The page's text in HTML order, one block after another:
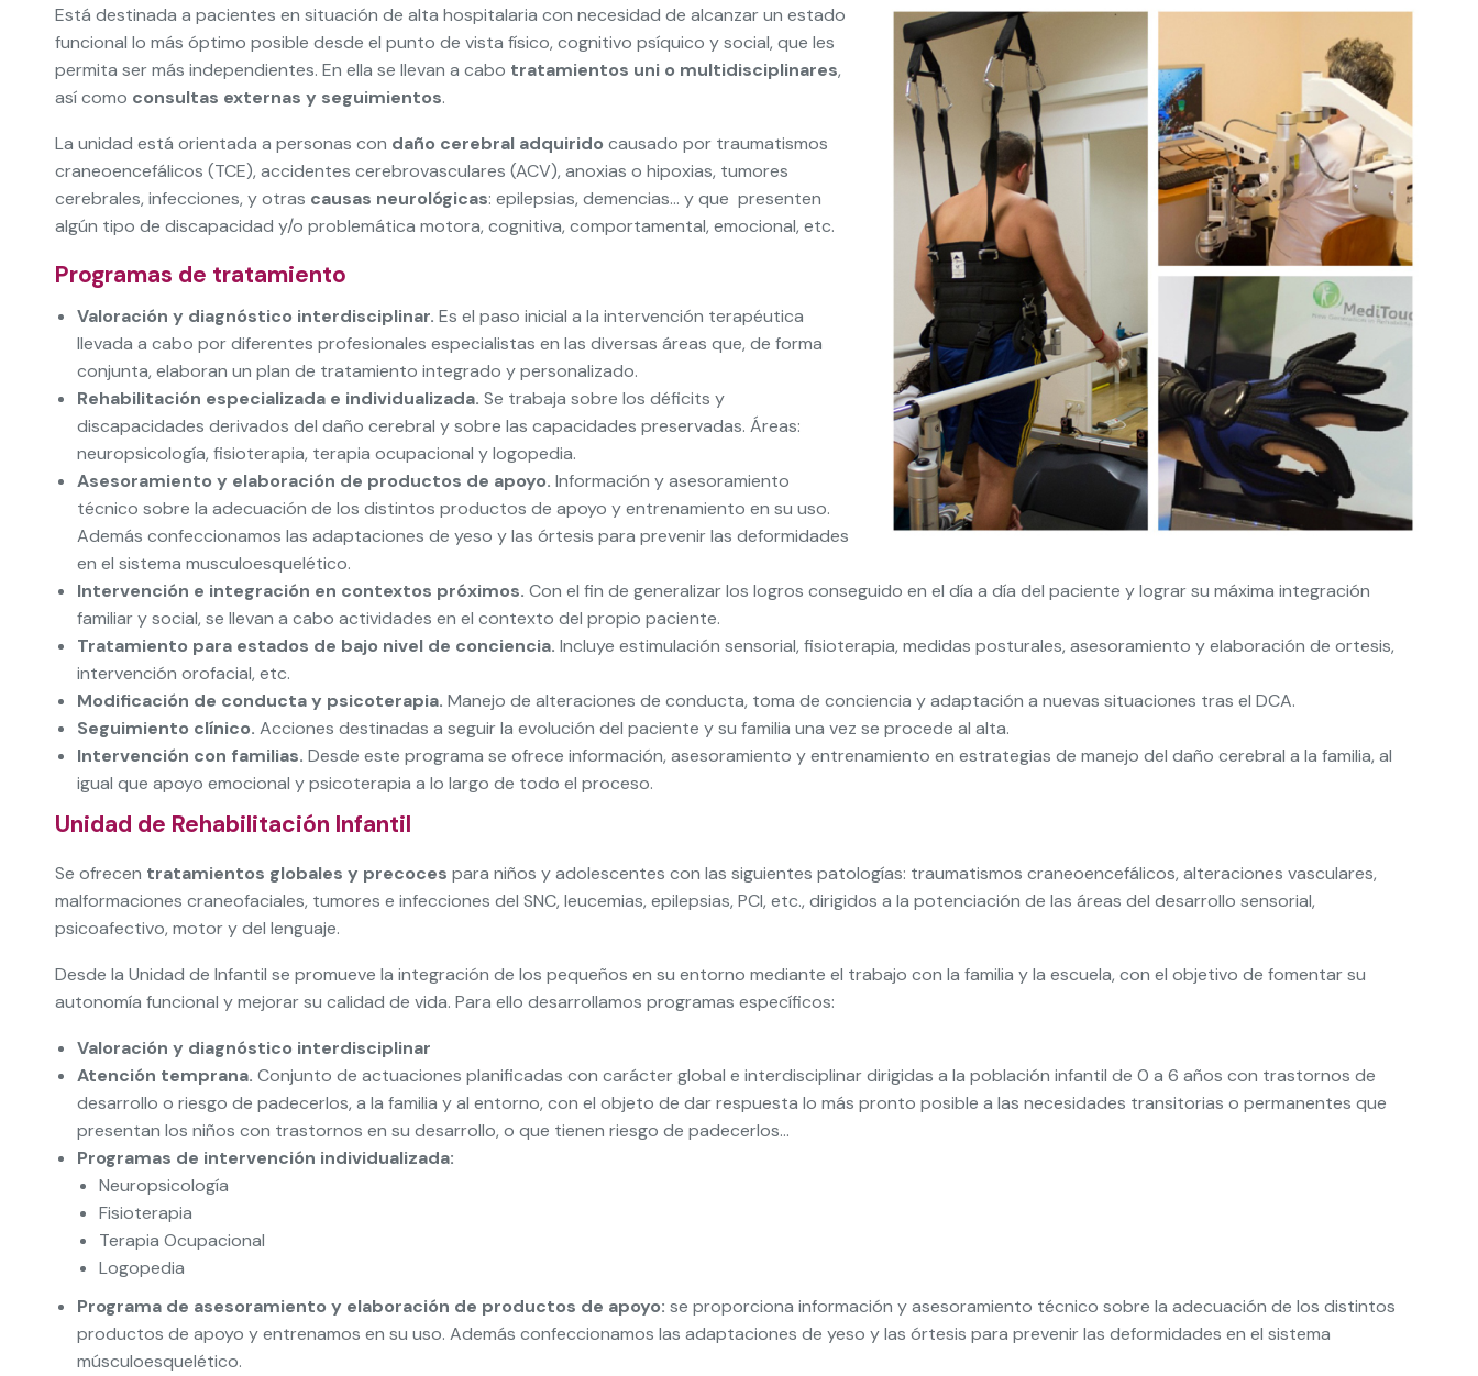
Está destinada a pacientes en situación de alta hospitalaria con necesidad de alcanzar un estado
funcional lo más óptimo posible desde el punto de vista físico, cognitivo psíquico y social, que les
permita ser más independientes. En ella se llevan a cabo tratamientos uni o multidisciplinares,
así como consultas externas y seguimientos.
La unidad está orientada a personas con daño cerebral adquirido causado por traumatismos
craneoencefálicos (TCE), accidentes cerebrovasculares (ACV), anoxias o hipoxias, tumores
cerebrales, infecciones, y otras causas neurológicas: epilepsias, demencias… y que presenten
algún tipo de discapacidad y/o problemática motora, cognitiva, comportamental, emocional, etc.
Programas de tratamiento
Valoración y diagnóstico interdisciplinar. Es el paso inicial a la intervención terapéutica
llevada a cabo por diferentes profesionales especialistas en las diversas áreas que, de forma
conjunta, elaboran un plan de tratamiento integrado y personalizado.
Rehabilitación especializada e individualizada. Se trabaja sobre los déficits y
discapacidades derivados del daño cerebral y sobre las capacidades preservadas. Áreas:
neuropsicología, fisioterapia, terapia ocupacional y logopedia.
Asesoramiento y elaboración de productos de apoyo. Información y asesoramiento
técnico sobre la adecuación de los distintos productos de apoyo y entrenamiento en su uso.
Además confeccionamos las adaptaciones de yeso y las órtesis para prevenir las deformidades
en el sistema musculoesquelético.
Intervención e integración en contextos próximos. Con el fin de generalizar los logros conseguido en el día a día del paciente y lograr su máxima integración
familiar y social, se llevan a cabo actividades en el contexto del propio paciente.
Tratamiento para estados de bajo nivel de conciencia. Incluye estimulación sensorial, fisioterapia, medidas posturales, asesoramiento y elaboración de ortesis,
intervención orofacial, etc.
Modificación de conducta y psicoterapia. Manejo de alteraciones de conducta, toma de conciencia y adaptación a nuevas situaciones tras el DCA.
Seguimiento clínico. Acciones destinadas a seguir la evolución del paciente y su familia una vez se procede al alta.
Intervención con familias. Desde este programa se ofrece información, asesoramiento y entrenamiento en estrategias de manejo del daño cerebral a la familia, al
igual que apoyo emocional y psicoterapia a lo largo de todo el proceso.
Unidad de Rehabilitación Infantil
Se ofrecen tratamientos globales y precoces para niños y adolescentes con las siguientes patologías: traumatismos craneoencefálicos, alteraciones vasculares,
malformaciones craneofaciales, tumores e infecciones del SNC, leucemias, epilepsias, PCI, etc., dirigidos a la potenciación de las áreas del desarrollo sensorial,
psicoafectivo, motor y del lenguaje.
Desde la Unidad de Infantil se promueve la integración de los pequeños en su entorno mediante el trabajo con la familia y la escuela, con el objetivo de fomentar su
autonomía funcional y mejorar su calidad de vida. Para ello desarrollamos programas específicos:
Valoración y diagnóstico interdisciplinar
Atención temprana. Conjunto de actuaciones planificadas con carácter global e interdisciplinar dirigidas a la población infantil de 0 a 6 años con trastornos de
desarrollo o riesgo de padecerlos, a la familia y al entorno, con el objeto de dar respuesta lo más pronto posible a las necesidades transitorias o permanentes que
presentan los niños con trastornos en su desarrollo, o que tienen riesgo de padecerlos…
Programas de intervención individualizada:
Neuropsicología
Fisioterapia
Terapia Ocupacional
Logopedia
Programa de asesoramiento y elaboración de productos de apoyo: se proporciona información y asesoramiento técnico sobre la adecuación de los distintos
productos de apoyo y entrenamos en su uso. Además confeccionamos las adaptaciones de yeso y las órtesis para prevenir las deformidades en el sistema
músculoesquelético.